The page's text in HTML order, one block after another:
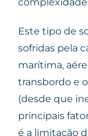
Este tipo de
sofridas pela
marítima,
transbordo e
(desde que
principais
é a limitação